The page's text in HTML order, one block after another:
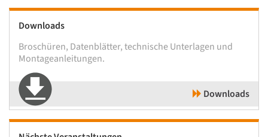
Downloads
Broschüren, Datenblätter, technische Unterlagen und
Montageanleitungen.
Downloads